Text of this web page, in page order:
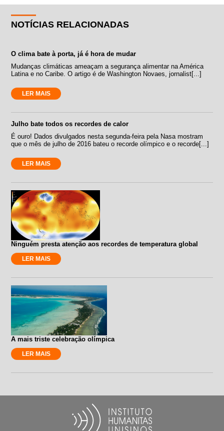
NOTÍCIAS RELACIONADAS
O clima bate à porta, já é hora de mudar
Mudanças climáticas ameaçam a segurança alimentar na América
Latina e no Caribe. O artigo é de Washington Novaes, jornalist[...]
LER MAIS
Julho bate todos os recordes de calor
É ouro! Dados divulgados nesta segunda-feira pela Nasa mostram
que o mês de julho de 2016 bateu o recorde olímpico e o recorde[...]
LER MAIS
Ninguém presta atenção aos recordes de temperatura global
LER MAIS
A mais triste celebração olímpica
LER MAIS